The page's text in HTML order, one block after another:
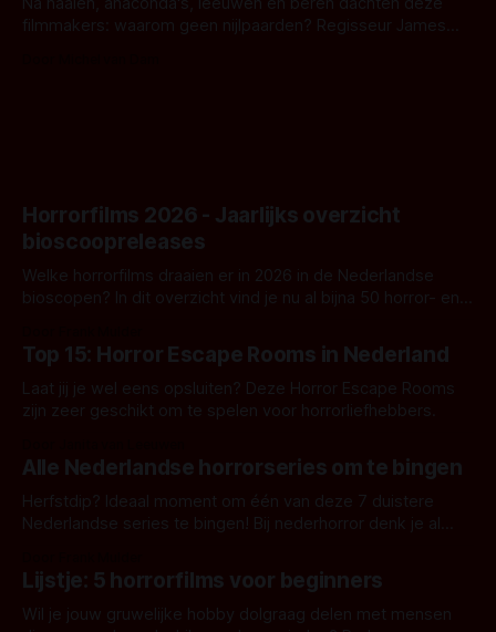
filmmakers: waarom geen nijlpaarden? Regisseur James
Horrorfilms 2026 - Jaarlijks overzicht
bioscoopreleases
Welke horrorfilms draaien er in 2026 in de Nederlandse
bioscopen? In dit overzicht vind je nu al bijna 50 horror- en
Top 15: Horror Escape Rooms in Nederland
Laat jij je wel eens opsluiten? Deze Horror Escape Rooms
zijn zeer geschikt om te spelen voor horrorliefhebbers.
Alle Nederlandse horrorseries om te bingen
Herfstdip? Ideaal moment om één van deze 7 duistere
Nederlandse series te bingen! Bij nederhorror denk je al
Amsterdamned of The Johnsons. Maar Nederlandse horror
is niet beperkt tot films. Hier een aantal Nederlandse tv-
series uit het duistere of horrorgenre. Als
Lijstje: 5 horrorfilms voor beginners
Wil je jouw gruwelijke hobby dolgraag delen met mensen